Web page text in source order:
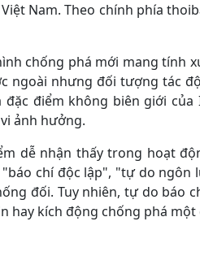
Nam. Theo chính phía
chống phá mới mang tính
ngoài nhưng đối tượng tác
đặc điểm không biên giới
ảnh hưởng.
dễ nhận thấy trong hoạt
chí độc lập", "tự do ngôn
đối. Tuy nhiên, tự do báo
hay kích động chống phá một